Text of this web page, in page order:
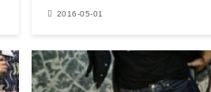
2016-05-01